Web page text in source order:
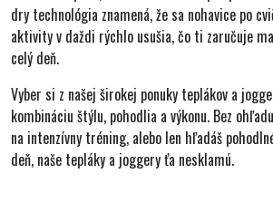
dry technológia znamená, že sa nohavice po
aktivity v daždi rýchlo usušia, čo ti zaručuje
celý deň.
Vyber si z našej širokej ponuky teplákov a
kombináciu štýlu, pohodlia a výkonu. Bez
na intenzívny tréning, alebo len hľadáš
deň, naše tepláky a joggery ťa nesklamú.